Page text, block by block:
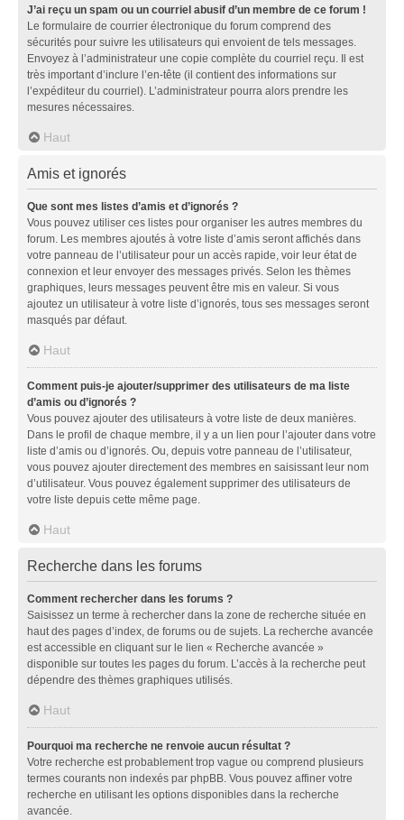
J’ai reçu un spam ou un courriel abusif d’un membre de ce forum !
Le formulaire de courrier électronique du forum comprend des
sécurités pour suivre les utilisateurs qui envoient de tels messages.
Envoyez à l’administrateur une copie complète du courriel reçu. Il est
très important d’inclure l’en-tête (il contient des informations sur
l’expéditeur du courriel). L’administrateur pourra alors prendre les
mesures nécessaires.
Haut
Amis et ignorés
Que sont mes listes d’amis et d’ignorés ?
Vous pouvez utiliser ces listes pour organiser les autres membres du
forum. Les membres ajoutés à votre liste d’amis seront affichés dans
votre panneau de l’utilisateur pour un accès rapide, voir leur état de
connexion et leur envoyer des messages privés. Selon les thèmes
graphiques, leurs messages peuvent être mis en valeur. Si vous
ajoutez un utilisateur à votre liste d’ignorés, tous ses messages seront
masqués par défaut.
Haut
Comment puis-je ajouter/supprimer des utilisateurs de ma liste
d’amis ou d’ignorés ?
Vous pouvez ajouter des utilisateurs à votre liste de deux manières.
Dans le profil de chaque membre, il y a un lien pour l’ajouter dans votre
liste d’amis ou d’ignorés. Ou, depuis votre panneau de l’utilisateur,
vous pouvez ajouter directement des membres en saisissant leur nom
d’utilisateur. Vous pouvez également supprimer des utilisateurs de
votre liste depuis cette même page.
Haut
Recherche dans les forums
Comment rechercher dans les forums ?
Saisissez un terme à rechercher dans la zone de recherche située en
haut des pages d’index, de forums ou de sujets. La recherche avancée
est accessible en cliquant sur le lien « Recherche avancée »
disponible sur toutes les pages du forum. L’accès à la recherche peut
dépendre des thèmes graphiques utilisés.
Haut
Pourquoi ma recherche ne renvoie aucun résultat ?
Votre recherche est probablement trop vague ou comprend plusieurs
termes courants non indexés par phpBB. Vous pouvez affiner votre
recherche en utilisant les options disponibles dans la recherche
avancée.